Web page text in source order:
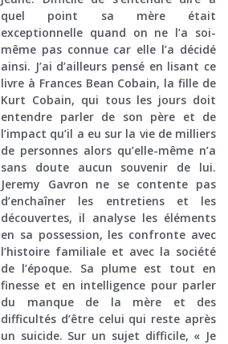
quel point sa mère était
exceptionnelle quand on ne l’a soi-
même pas connue car elle l’a décidé
ainsi. J’ai d’ailleurs pensé en lisant ce
livre à Frances Bean Cobain, la fille de
Kurt Cobain, qui tous les jours doit
entendre parler de son père et de
l’impact qu’il a eu sur la vie de milliers
de personnes alors qu’elle-même n’a
sans doute aucun souvenir de lui.
Jeremy Gavron ne se contente pas
d’enchaîner les entretiens et les
découvertes, il analyse les éléments
en sa possession, les confronte avec
l’histoire familiale et avec la société
de l’époque. Sa plume est tout en
finesse et en intelligence pour parler
du manque de la mère et des
difficultés d’être celui qui reste après
un suicide. Sur un sujet difficile, « Je